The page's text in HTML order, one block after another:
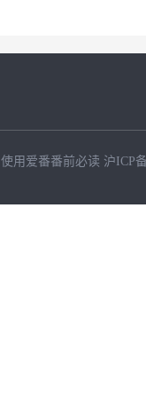
使用爱番番前必读 沪ICP